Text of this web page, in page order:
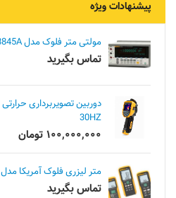
پیشنهادات ویژه
مولتی متر فلوک مدل Fluke 8845A و Fluke 8846A
تماس بگیرید
30HZ
۱۰۰,۰۰۰,۰۰۰ تومان
متر لیزری فلوک آمریکا مدل Fluke 424D
تماس بگیرید